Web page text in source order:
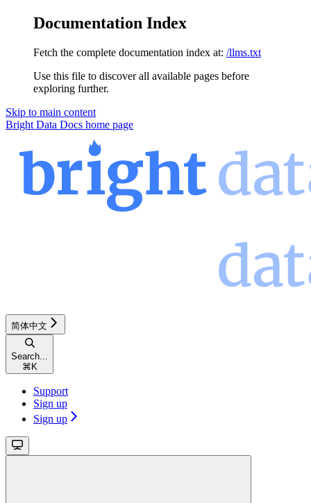
Documentation Index
Fetch the complete documentation index at: /llms.txt
Use this file to discover all available pages before
exploring further.
Skip to main content
Bright Data Docs home page
简体中文
Search...
⌘ K
Support
Sign up
Sign up